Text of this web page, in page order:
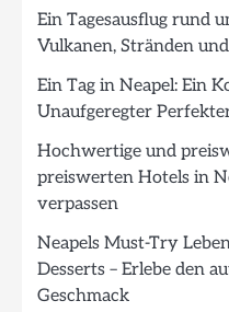
Ein Tagesausflug rund
Vulkanen, Stränden
Ein Tag in Neapel: Ein
Unaufgeregter
Hochwertige und
preiswerten Hotels in
verpassen
Neapels Must-Try
Desserts – Erlebe den
Geschmack